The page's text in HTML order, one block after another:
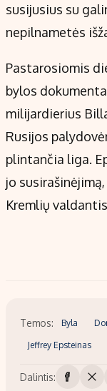
susijusius su
nepilnametės
Pastarosiomis
bylos
milijardierius
Rusijos
plintančia liga.
jo
Kremlių
Temos: Byla
Jeffrey Epsteinas
Dalintis: